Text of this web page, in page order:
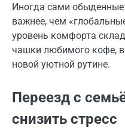
Иногда сами
важнее, чем
уровень комфорта
чашки любимого кофе,
новой уютной рутине.
Переезд с
снизить стресс